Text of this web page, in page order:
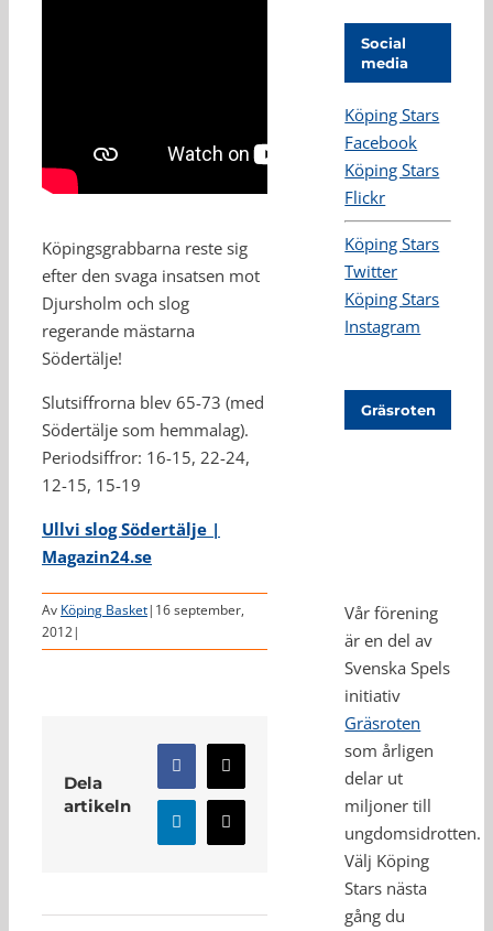
Köpingsgrabbarna reste sig
efter den svaga insatsen mot
Djursholm och slog
regerande mästarna
Södertälje!
Slutsiffrorna blev 65-73 (med
Södertälje som hemmalag).
Periodsiffror: 16-15, 22-24,
12-15, 15-19
Ullvi slog Södertälje |
Magazin24.se
Av Köping Basket| 16 september,
2012|
Dela
artikeln
Facebook
X
LinkedInE-
post
Social
media
Köping Stars
Facebook
Köping Stars
Flickr
Köping Stars
Twitter
Köping Stars
Instagram
Gräsroten
Vår förening
är en del av
Svenska Spels
initiativ
Gräsroten
som årligen
delar ut
miljoner till
ungdomsidrotten.
Välj Köping
Stars nästa
gång du